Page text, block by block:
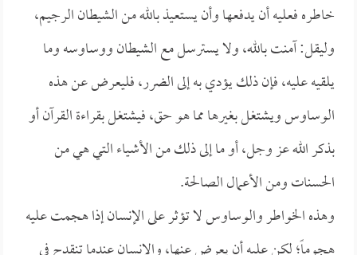
خاطره فعليه أن يدفعها وأن يستعيذ بالله من الشيطان الرجيم،
وليقل: آمنت بالله، ولا يسترسل مع الشيطان ووساوسه وما
يلقيه عليه، فإن ذلك يؤدي به إلى الضرر، فليعرض عن هذه
الوساوس ويشتغل بغيرها مما هو حق، فيشتغل بقراءة القرآن أو
بذكر الله عز وجل، أو ما إلى ذلك من الأشياء التي هي من
الحسنات ومن الأعمال الصالحة.
وهذه الخواطر والوساوس لا تؤثر على الإنسان إذا هجمت عليه